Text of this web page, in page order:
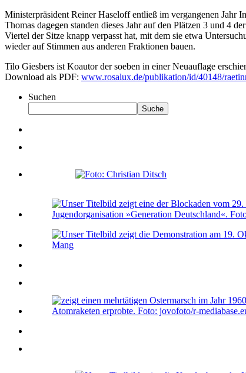
Ministerpräsident Reiner Haseloff entließ im vergangenen
Thomas dagegen standen dieses Jahr auf den Plätzen 3 und 4
Viertel der Sitze knapp verpasst hat, mit dem sie etwa
wieder auf Stimmen aus anderen Fraktionen bauen.
Tilo Giesbers ist Koautor der soeben in einer Neuauflage
Download als PDF: www.rosalux.de/publikation/id/40148/
Suchen
Suche